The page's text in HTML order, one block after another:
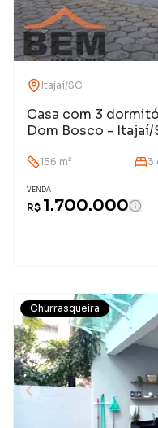
Itajaí/SC
Casa com 3
Dom Bosco - Itajaí/
156 m² 3
VENDA
R$ 1.700.000
Churrasqueira